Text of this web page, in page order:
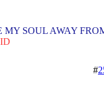
SOUL AWAY
#